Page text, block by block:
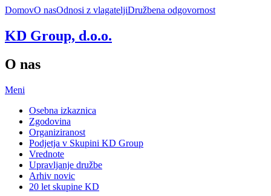
DomovO nasOdnosi z vlagateljiDružbena odgovornost
KD Group, d.o.o.
O nas
Meni
Osebna izkaznica
Zgodovina
Organiziranost
Podjetja v Skupini KD Group
Vrednote
Upravljanje družbe
Arhiv novic
20 let skupine KD